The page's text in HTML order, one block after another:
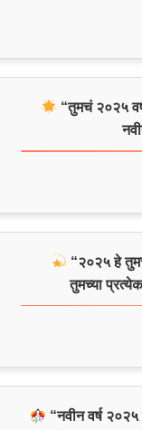
“तुमचं २०२५
“२०२५ हे
तुमच्या
“नवीन वर्ष